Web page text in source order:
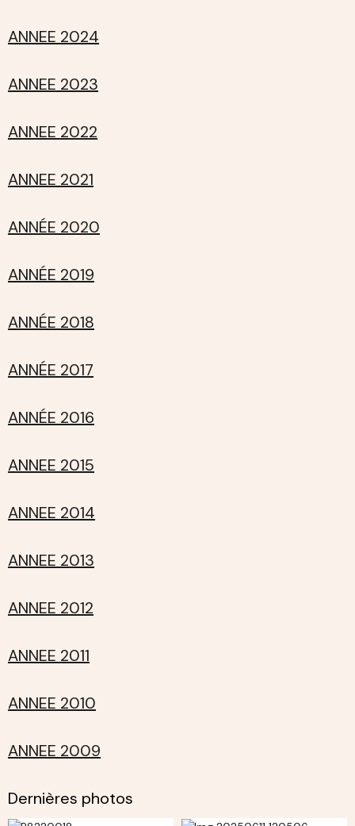
ANNEE 2024
ANNEE 2023
ANNEE 2022
ANNEE 2021
ANNÉE 2020
ANNÉE 2019
ANNÉE 2018
ANNÉE 2017
ANNÉE 2016
ANNEE 2015
ANNEE 2014
ANNEE 2013
ANNEE 2012
ANNEE 2011
ANNEE 2010
ANNEE 2009
Dernières photos